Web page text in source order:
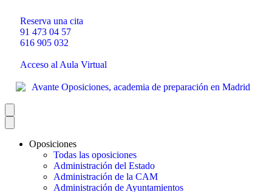
Reserva una cita
91 473 04 57
616 905 032
Acceso al Aula Virtual
Oposiciones
Todas las oposiciones
Administración del Estado
Administración de la CAM
Administración de Ayuntamientos